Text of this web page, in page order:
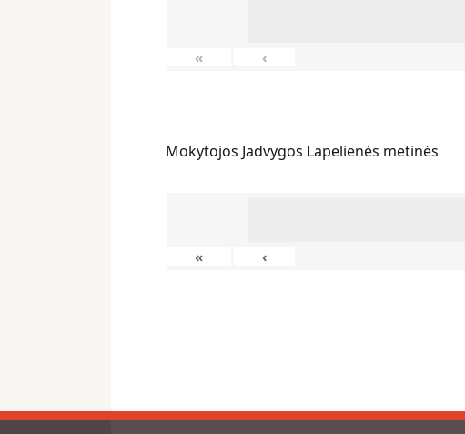
« ‹
Mokytojos Jadvygos Lapelienės metinės
« ‹